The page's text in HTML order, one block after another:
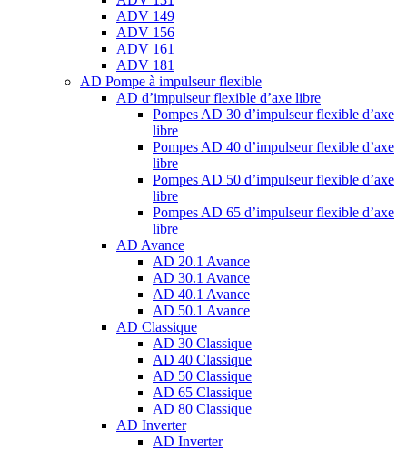
ADV 149
ADV 156
ADV 161
ADV 181
AD Pompe à impulseur flexible
AD d’impulseur flexible d’axe libre
Pompes AD 30 d’impulseur flexible d’axe
libre
Pompes AD 40 d’impulseur flexible d’axe
libre
Pompes AD 50 d’impulseur flexible d’axe
libre
Pompes AD 65 d’impulseur flexible d’axe
libre
AD Avance
AD 20.1 Avance
AD 30.1 Avance
AD 40.1 Avance
AD 50.1 Avance
AD Classique
AD 30 Classique
AD 40 Classique
AD 50 Classique
AD 65 Classique
AD 80 Classique
AD Inverter
AD Inverter